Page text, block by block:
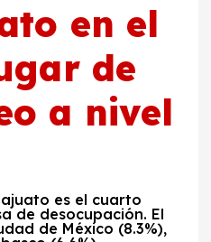
en el
de
a nivel
es el cuarto
de desocupación. El
de México (8.3%),